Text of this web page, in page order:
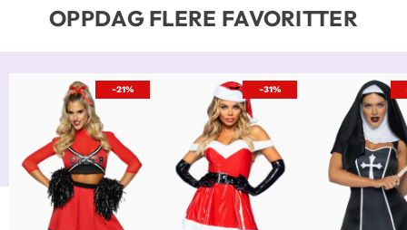
OPPDAG FLERE FAVORITTER
-21% -31%